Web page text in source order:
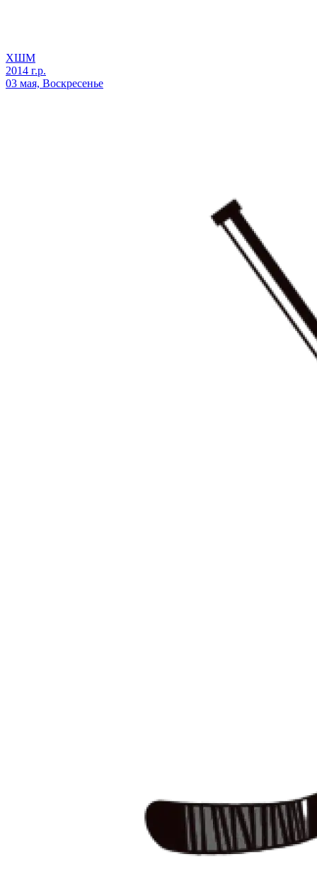
ХШМ
2014 г.р.
03 мая, Воскресенье